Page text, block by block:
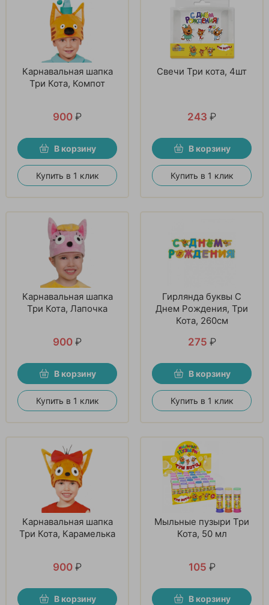
Карнавальная шапка
Три Кота, Компот
900 ₽
В корзину
Купить в 1 клик
Свечи Три кота, 4шт
243 ₽
В корзину
Купить в 1 клик
Карнавальная шапка
Три Кота, Лапочка
900 ₽
В корзину
Купить в 1 клик
Гирлянда буквы С
Днем Рождения, Три
Кота, 260см
275 ₽
В корзину
Купить в 1 клик
Карнавальная шапка
Три Кота, Карамелька
900 ₽
В корзину
Мыльные пузыри Три
Кота, 50 мл
105 ₽
В корзину